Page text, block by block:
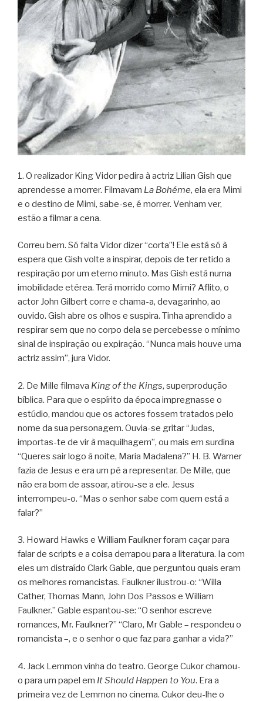
1. O realizador King Vidor pedira à actriz Lilian Gish que
aprendesse a morrer. Filmavam La Bohéme, ela era Mimi
e o destino de Mimi, sabe-se, é morrer. Venham ver,
estão a filmar a cena.
Correu bem. Só falta Vidor dizer “corta”! Ele está só à
espera que Gish volte a inspirar, depois de ter retido a
respiração por um eterno minuto. Mas Gish está numa
imobilidade etérea. Terá morrido como Mimi? Aflito, o
actor John Gilbert corre e chama-a, devagarinho, ao
ouvido. Gish abre os olhos e suspira. Tinha aprendido a
respirar sem que no corpo dela se percebesse o mínimo
sinal de inspiração ou expiração. “Nunca mais houve uma
actriz assim”, jura Vidor.
2. De Mille filmava King of the Kings, superprodução
bíblica. Para que o espírito da época impregnasse o
estúdio, mandou que os actores fossem tratados pelo
nome da sua personagem. Ouvia-se gritar “Judas,
importas-te de vir à maquilhagem”, ou mais em surdina
“Queres sair logo à noite, Maria Madalena?” H. B. Warner
fazia de Jesus e era um pé a representar. De Mille, que
não era bom de assoar, atirou-se a ele. Jesus
interrompeu-o. “Mas o senhor sabe com quem está a
falar?”
3. Howard Hawks e William Faulkner foram caçar para
falar de scripts e a coisa derrapou para a literatura. Ia com
eles um distraído Clark Gable, que perguntou quais eram
os melhores romancistas. Faulkner ilustrou-o: “Willa
Cather, Thomas Mann, John Dos Passos e William
Faulkner.” Gable espantou-se: “O senhor escreve
romances, Mr. Faulkner?” “Claro, Mr Gable – respondeu o
romancista –, e o senhor o que faz para ganhar a vida?”
4. Jack Lemmon vinha do teatro. George Cukor chamou-
o para um papel em It Should Happen to You. Era a
primeira vez de Lemmon no cinema. Cukor deu-lhe o